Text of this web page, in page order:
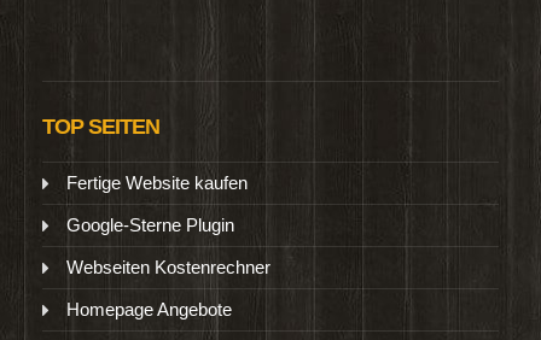
TOP SEITEN
Fertige Website kaufen
Google-Sterne Plugin
Webseiten Kostenrechner
Homepage Angebote